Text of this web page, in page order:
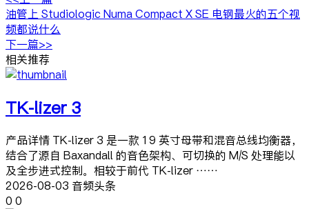
油管上 Studiologic Numa Compact X SE 电钢最火的五个视
频都说什么
下一篇>>
相关推荐
TK-lizer 3
产品详情 TK-lizer 3 是一款 19 英寸母带和混音总线均衡器，
结合了源自 Baxandall 的音色架构、可切换的 M/S 处理能以
及全步进式控制。相较于前代 TK-lizer ……
2026-08-03 音频头条
0 0